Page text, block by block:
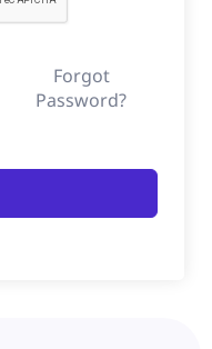
Forgot
Password?